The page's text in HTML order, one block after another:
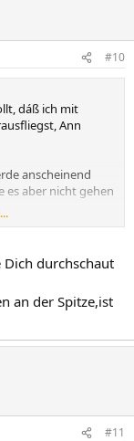
#10
dáß ich mit
Ann
anscheinend
es aber nicht gehen
mehr von
Dich durchschaut
an der Spitze,ist
#11